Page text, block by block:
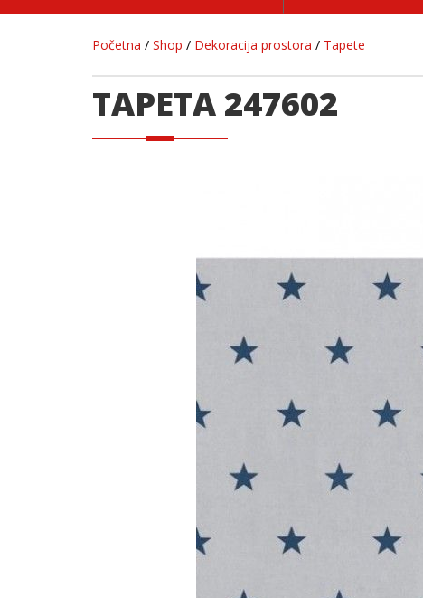
Početna / Shop / Dekoracija prostora / Tapete
TAPETA 247602